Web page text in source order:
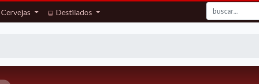
Cervejas Destilados